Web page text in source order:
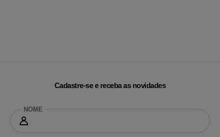
Cadastre-se e receba as novidades
NOME